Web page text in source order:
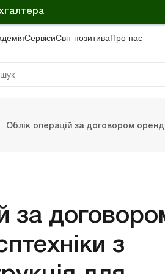
СервісиСвiт позитиваПро нас
Облік операцій за договором
за
з